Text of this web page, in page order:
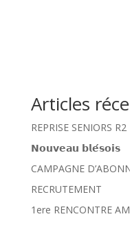
Articles
REPRISE SENIORS R2
𝗡𝗼𝘂𝘃𝗲𝗮𝘂 𝗯𝗹𝗲́𝘀𝗼𝗶𝘀
CAMPAGNE
RECRUTEMENT
1ere RENCONTRE